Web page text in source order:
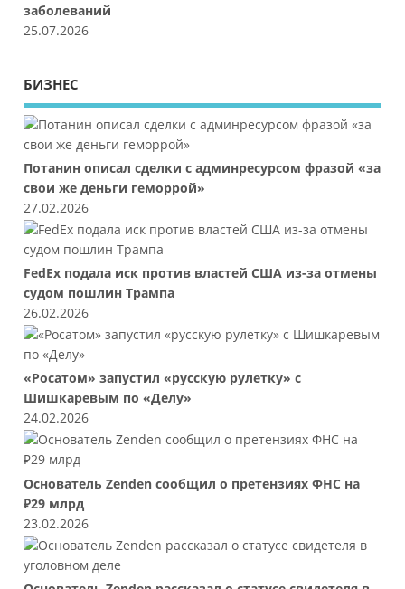
заболеваний
25.07.2026
БИЗНЕС
Потанин описал сделки с админресурсом фразой «за
свои же деньги геморрой»
27.02.2026
FedEx подала иск против властей США из-за отмены
судом пошлин Трампа
26.02.2026
«Росатом» запустил «русскую рулетку» с
Шишкаревым по «Делу»
24.02.2026
Основатель Zenden сообщил о претензиях ФНС на
₽29 млрд
23.02.2026